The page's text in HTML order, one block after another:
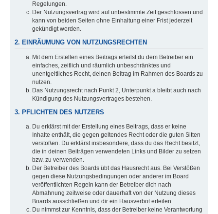
Regelungen.
Der Nutzungsvertrag wird auf unbestimmte Zeit geschlossen und
kann von beiden Seiten ohne Einhaltung einer Frist jederzeit
gekündigt werden.
2. EINRÄUMUNG VON NUTZUNGSRECHTEN
Mit dem Erstellen eines Beitrags erteilst du dem Betreiber ein
einfaches, zeitlich und räumlich unbeschränktes und
unentgeltliches Recht, deinen Beitrag im Rahmen des Boards zu
nutzen.
Das Nutzungsrecht nach Punkt 2, Unterpunkt a bleibt auch nach
Kündigung des Nutzungsvertrages bestehen.
3. PFLICHTEN DES NUTZERS
Du erklärst mit der Erstellung eines Beitrags, dass er keine
Inhalte enthält, die gegen geltendes Recht oder die guten Sitten
verstoßen. Du erklärst insbesondere, dass du das Recht besitzt,
die in deinen Beiträgen verwendeten Links und Bilder zu setzen
bzw. zu verwenden.
Der Betreiber des Boards übt das Hausrecht aus. Bei Verstößen
gegen diese Nutzungsbedingungen oder anderer im Board
veröffentlichten Regeln kann der Betreiber dich nach
Abmahnung zeitweise oder dauerhaft von der Nutzung dieses
Boards ausschließen und dir ein Hausverbot erteilen.
Du nimmst zur Kenntnis, dass der Betreiber keine Verantwortung